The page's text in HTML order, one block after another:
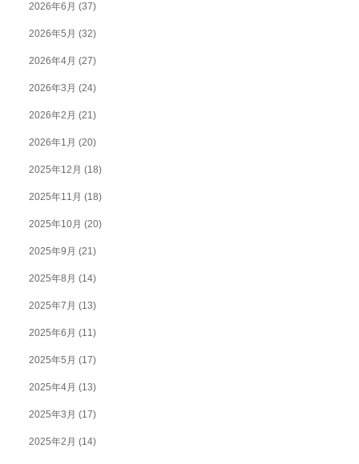
2026年6月 (37)
2026年5月 (32)
2026年4月 (27)
2026年3月 (24)
2026年2月 (21)
2026年1月 (20)
2025年12月 (18)
2025年11月 (18)
2025年10月 (20)
2025年9月 (21)
2025年8月 (14)
2025年7月 (13)
2025年6月 (11)
2025年5月 (17)
2025年4月 (13)
2025年3月 (17)
2025年2月 (14)